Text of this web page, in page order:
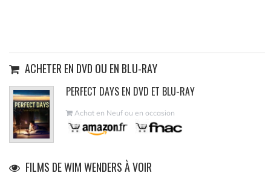
ACHETER EN DVD OU EN BLU-RAY
PERFECT DAYS EN DVD ET BLU-RAY
Achat en Neuf ou en occasion
FILMS DE WIM WENDERS À VOIR